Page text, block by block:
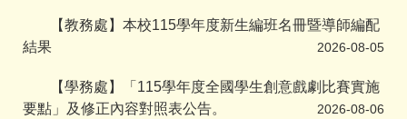
【教務處】本校115學年度新生編班名冊暨導師編配
結果
2026-08-05
【學務處】「115學年度全國學生創意戲劇比賽實施
要點」及修正內容對照表公告。
2026-08-06